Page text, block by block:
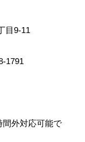
目9-11
1791
間外対応可能で